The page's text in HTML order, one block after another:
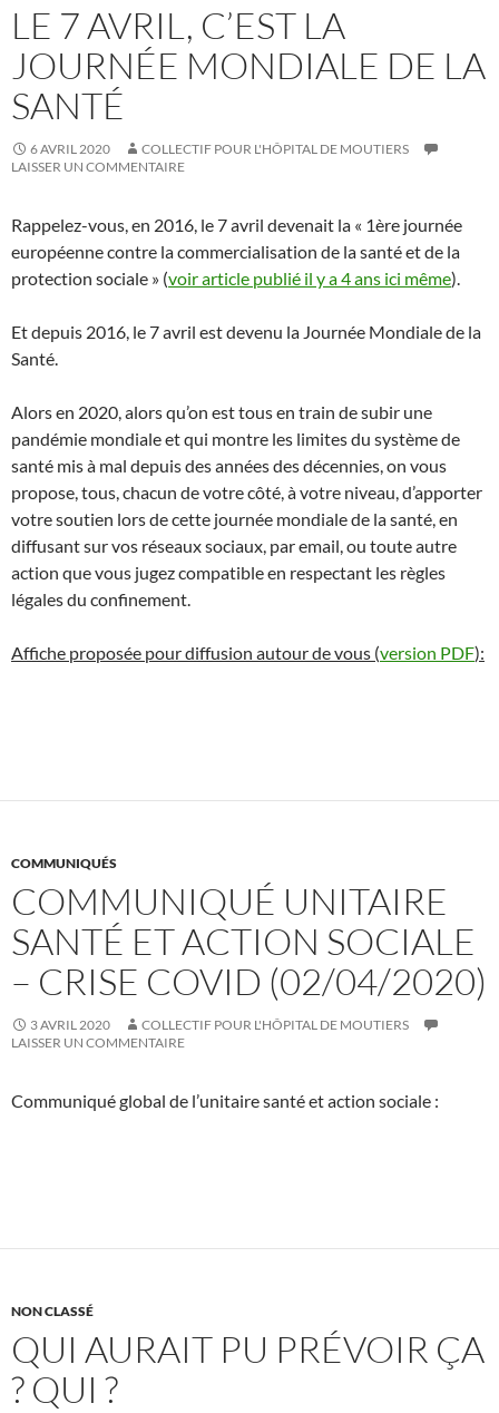
LE 7 AVRIL, C’EST LA
JOURNÉE MONDIALE DE LA
SANTÉ
6 AVRIL 2020
COLLECTIF POUR L'HÔPITAL DE MOUTIERS
LAISSER UN COMMENTAIRE
Rappelez-vous, en 2016, le 7 avril devenait la « 1ère journée
européenne contre la commercialisation de la santé et de la
protection sociale » (voir article publié il y a 4 ans ici même).
Et depuis 2016, le 7 avril est devenu la Journée Mondiale de la
Santé.
Alors en 2020, alors qu’on est tous en train de subir une
pandémie mondiale et qui montre les limites du système de
santé mis à mal depuis des années des décennies, on vous
propose, tous, chacun de votre côté, à votre niveau, d’apporter
votre soutien lors de cette journée mondiale de la santé, en
diffusant sur vos réseaux sociaux, par email, ou toute autre
action que vous jugez compatible en respectant les règles
légales du confinement.
Affiche proposée pour diffusion autour de vous (version PDF):
COMMUNIQUÉS
COMMUNIQUÉ UNITAIRE
SANTÉ ET ACTION SOCIALE
– CRISE COVID (02/04/2020)
3 AVRIL 2020
COLLECTIF POUR L'HÔPITAL DE MOUTIERS
LAISSER UN COMMENTAIRE
Communiqué global de l’unitaire santé et action sociale :
NON CLASSÉ
QUI AURAIT PU PRÉVOIR ÇA
? QUI ?